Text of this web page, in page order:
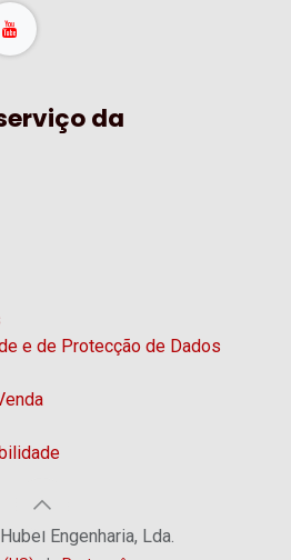
da
e de Protecção de Dados
Engenharia, Lda.